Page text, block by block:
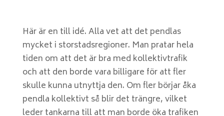
Här är en till idé. Alla vet att det pendlas
mycket i storstadsregioner. Man pratar hela
tiden om att det är bra med kollektivtrafik
och att den borde vara billigare för att fler
skulle kunna utnyttja den. Om fler börjar åka
pendla kollektivt så blir det trängre, vilket
leder tankarna till att man borde öka trafiken